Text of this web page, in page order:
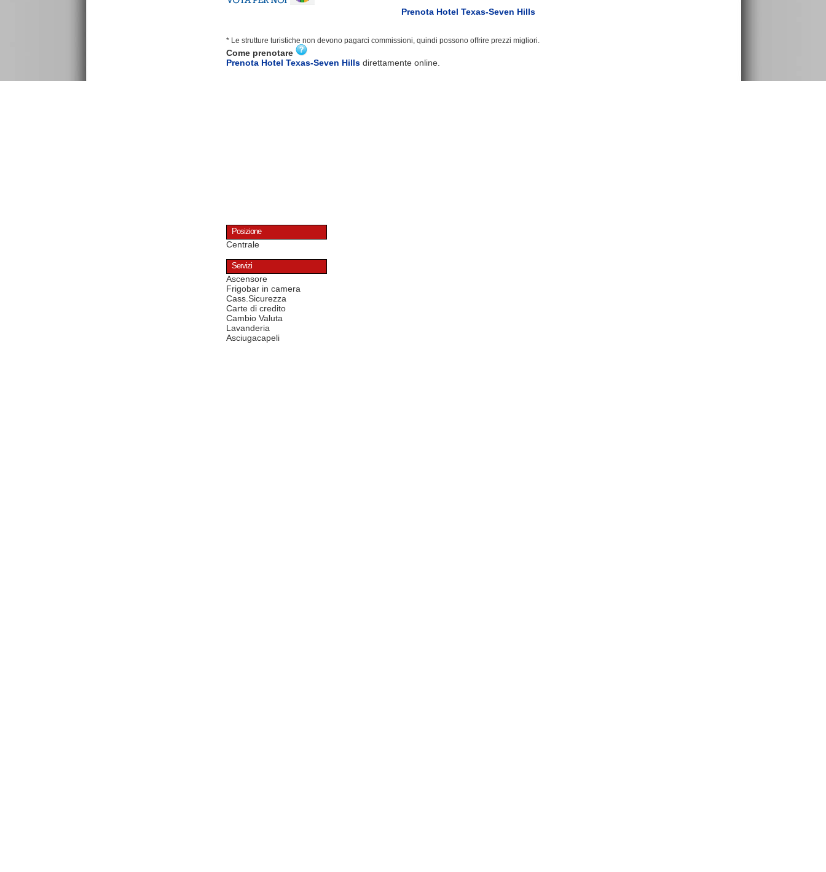
Prenota Hotel Texas-Seven Hills
* Le strutture turistiche non devono pagarci commissioni, quindi possono offrire prezzi migliori.
Come prenotare
Prenota Hotel Texas-Seven Hills direttamente online.
Posizione
Centrale
Servizi
Ascensore
Frigobar in camera
Cass.Sicurezza
Carte di credito
Cambio Valuta
Lavanderia
Asciugacapeli